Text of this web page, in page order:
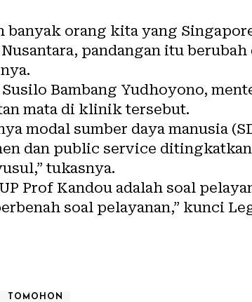
orang kita yang
pandangan itu berubah
Bambang Yudhoyono,
mata di klinik tersebut.
modal sumber daya manusia
dan public service
tukasnya.
Prof Kandou adalah soal
soal pelayanan,” kunci
TOMOHON